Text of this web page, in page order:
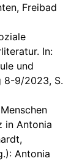
Freibad
In:
und
8-9/2023, S.
in Antonia
Antonia